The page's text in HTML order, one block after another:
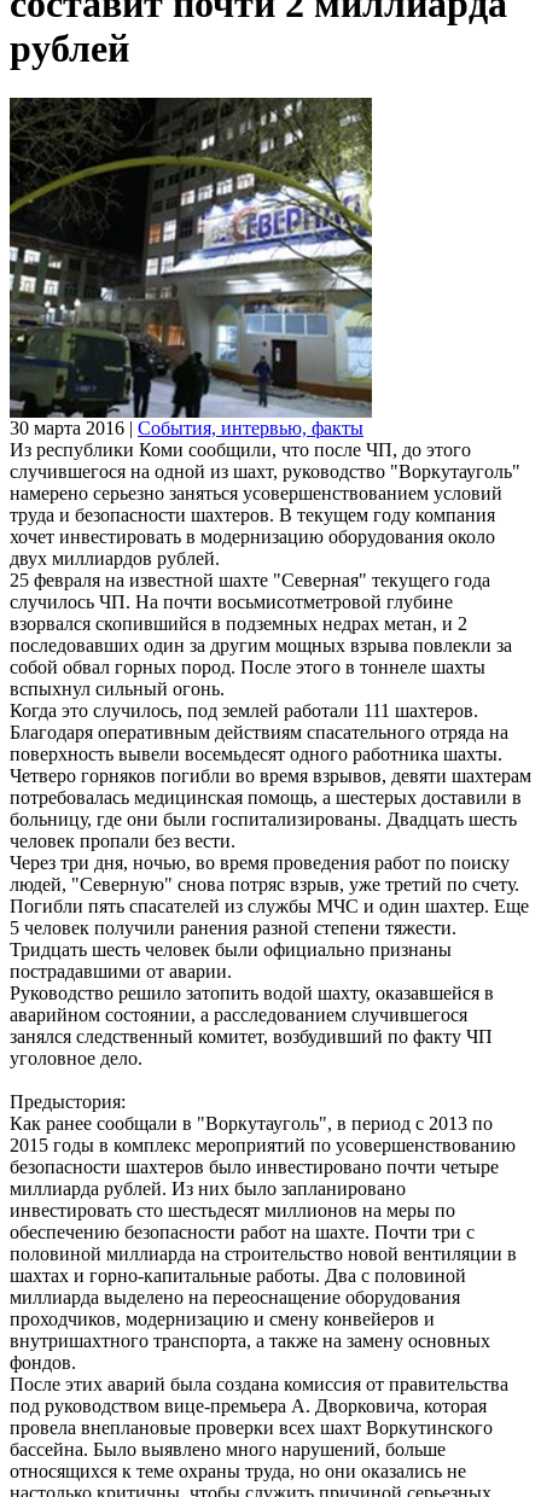
рублей
30 марта 2016 | События, интервью, факты
Из республики Коми сообщили, что после ЧП, до этого
случившегося на одной из шахт, руководство "Воркутауголь"
намерено серьезно заняться усовершенствованием условий
труда и безопасности шахтеров. В текущем году компания
хочет инвестировать в модернизацию оборудования около
двух миллиардов рублей.
25 февраля на известной шахте "Северная" текущего года
случилось ЧП. На почти восьмисотметровой глубине
взорвался скопившийся в подземных недрах метан, и 2
последовавших один за другим мощных взрыва повлекли за
собой обвал горных пород. После этого в тоннеле шахты
вспыхнул сильный огонь.
Когда это случилось, под землей работали 111 шахтеров.
Благодаря оперативным действиям спасательного отряда на
поверхность вывели восемьдесят одного работника шахты.
Четверо горняков погибли во время взрывов, девяти шахтерам
потребовалась медицинская помощь, а шестерых доставили в
больницу, где они были госпитализированы. Двадцать шесть
человек пропали без вести.
Через три дня, ночью, во время проведения работ по поиску
людей, "Северную" снова потряс взрыв, уже третий по счету.
Погибли пять спасателей из службы МЧС и один шахтер. Еще
5 человек получили ранения разной степени тяжести.
Тридцать шесть человек были официально признаны
пострадавшими от аварии.
Руководство решило затопить водой шахту, оказавшейся в
аварийном состоянии, а расследованием случившегося
занялся следственный комитет, возбудивший по факту ЧП
уголовное дело.
Предыстория:
Как ранее сообщали в "Воркутауголь", в период с 2013 по
2015 годы в комплекс мероприятий по усовершенствованию
безопасности шахтеров было инвестировано почти четыре
миллиарда рублей. Из них было запланировано
инвестировать сто шестьдесят миллионов на меры по
обеспечению безопасности работ на шахте. Почти три с
половиной миллиарда на строительство новой вентиляции в
шахтах и горно-капитальные работы. Два с половиной
миллиарда выделено на переоснащение оборудования
проходчиков, модернизацию и смену конвейеров и
внутришахтного транспорта, а также на замену основных
фондов.
После этих аварий была создана комиссия от правительства
под руководством вице-премьера А. Дворковича, которая
провела внеплановые проверки всех шахт Воркутинского
бассейна. Было выявлено много нарушений, больше
относящихся к теме охраны труда, но они оказались не
настолько критичны, чтобы служить причиной серьезных